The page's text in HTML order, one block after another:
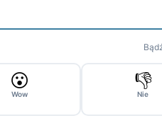
😮
Wow
👎
Nie